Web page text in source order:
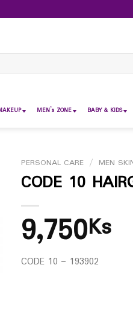
MEN’s ZONE BABY & KIDS
PERSONAL CARE / MEN
CODE 10
9,750Ks
CODE 10 – 193902